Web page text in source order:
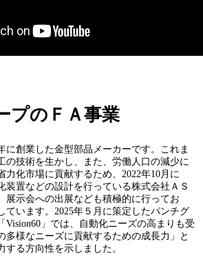
プのＦＡ事業
に創業した金型部品メーカーです。これま
の技術を生かし、また、労働人口の減少に
力化市場に貢献するため、2022年10月に
装置などの設計を行っている株式会社ＡＳ
展示会への出展なども積極的に行ってお
ています。2025年５月に策定したパンチグ
Vision60」では、自動化ニーズの高まりも受
多様なニーズに貢献するための成長力」と
る方向性を示しました。